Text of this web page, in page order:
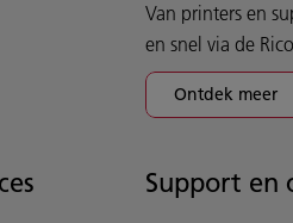
Van printers en
en snel via de
Ontdek meer
Support en